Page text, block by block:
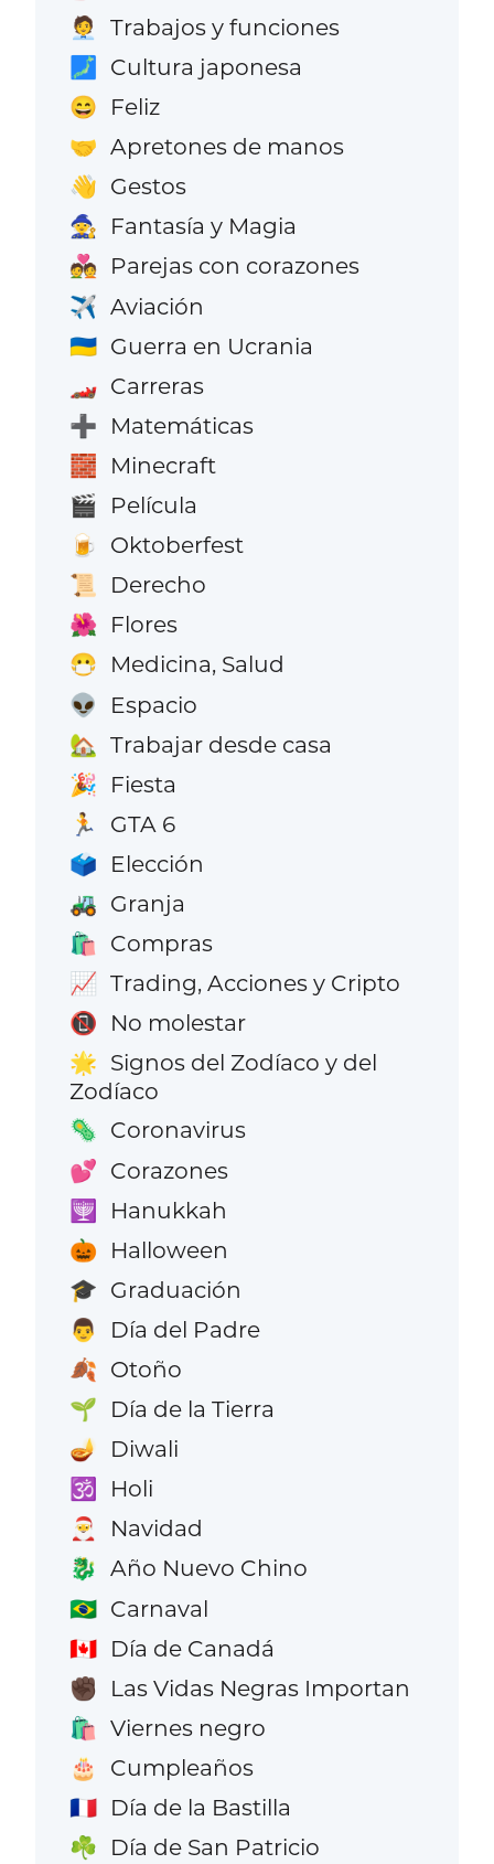
🧑‍💼 Trabajos y funciones
🗾 Cultura japonesa
😄 Feliz
🤝 Apretones de manos
👋 Gestos
🧙 Fantasía y Magia
💑 Parejas con corazones
✈️ Aviación
🇺🇦 Guerra en Ucrania
🏎️ Carreras
➕ Matemáticas
🧱 Minecraft
🎬 Película
🍺 Oktoberfest
📜 Derecho
🌺 Flores
😷 Medicina, Salud
👽 Espacio
🏡 Trabajar desde casa
🎉 Fiesta
🏃 GTA 6
🗳️ Elección
🚜 Granja
🛍️ Compras
📈 Trading, Acciones y Cripto
📵 No molestar
🌟 Signos del Zodíaco y del
Zodíaco
🦠 Coronavirus
💕 Corazones
🕎 Hanukkah
🎃 Halloween
🎓 Graduación
👨 Día del Padre
🍂 Otoño
🌱 Día de la Tierra
🪔 Diwali
🕉️ Holi
🎅 Navidad
🐉 Año Nuevo Chino
🇧🇷 Carnaval
🇨🇦 Día de Canadá
✊🏿 Las Vidas Negras Importan
🛍️ Viernes negro
🎂 Cumpleaños
🇫🇷 Día de la Bastilla
☘️ Día de San Patricio